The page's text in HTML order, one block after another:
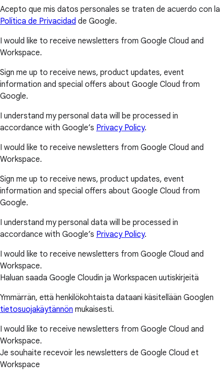
Acepto que mis datos personales se traten de acuerdo con la
Política de Privacidad de Google.
I would like to receive newsletters from Google Cloud and
Workspace.
Sign me up to receive news, product updates, event
information and special offers about Google Cloud from
Google.
I understand my personal data will be processed in
accordance with Google’s Privacy Policy.
I would like to receive newsletters from Google Cloud and
Workspace.
Sign me up to receive news, product updates, event
information and special offers about Google Cloud from
Google.
I understand my personal data will be processed in
accordance with Google’s Privacy Policy.
I would like to receive newsletters from Google Cloud and
Workspace.
Haluan saada Google Cloudin ja Workspacen uutiskirjeitä
Ymmärrän, että henkilökohtaista dataani käsitellään Googlen
tietosuojakäytännön mukaisesti.
I would like to receive newsletters from Google Cloud and
Workspace.
Je souhaite recevoir les newsletters de Google Cloud et
Workspace